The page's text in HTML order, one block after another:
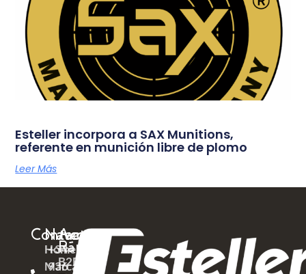
Esteller incorpora a SAX Munitions,
referente en munición libre de plomo
Leer Más
Contacto
+34
936
Navega
Home
Marcas
Acceso
Rápido
B2B